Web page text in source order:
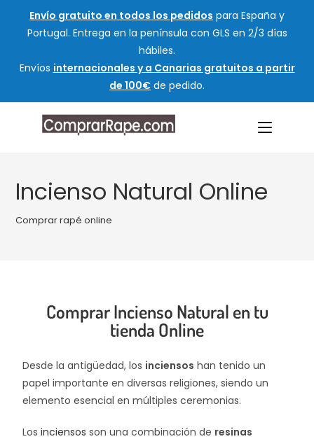
Envío gratuito en todos los pedidos para España y
Portugal. Entrega en la península con GLS en 2/3 días
hábiles.
Envíos internacionales y a Canarias gratuitos a partir
de 100€ de pedido.
Incienso Natural Online
Comprar rapé online
Comprar Incienso Natural en tu
tienda Online
Desde la antigüedad, los inciensos han tenido un
papel importante en diversas religiones, siendo un
elemento esencial en múltiples ceremonias.
Losinciensos son una combinación de resinas